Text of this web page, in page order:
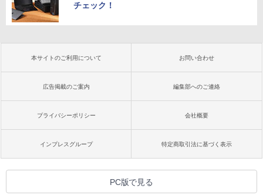
チェック！
本サイトのご利用について お問い合わせ
広告掲載のご案内 編集部へのご連絡
プライバシーポリシー 会社概要
インプレスグループ 特定商取引法に基づく表示
PC版で見る